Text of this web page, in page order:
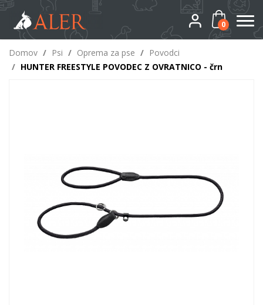
0
Domov / Psi / Oprema za pse / Povodci
/ HUNTER FREESTYLE POVODEC Z OVRATNICO - črn